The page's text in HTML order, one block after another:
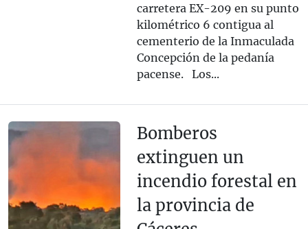
carretera EX-209 en su punto
kilométrico 6 contigua al
cementerio de la Inmaculada
Concepción de la pedanía
pacense. Los...
Bomberos
extinguen un
incendio forestal en
la provincia de